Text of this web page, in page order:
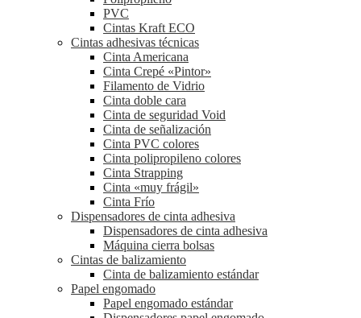
PVC
Cintas Kraft ECO
Cintas adhesivas técnicas
Cinta Americana
Cinta Crepé «Pintor»
Filamento de Vidrio
Cinta doble cara
Cinta de seguridad Void
Cinta de señalización
Cinta PVC colores
Cinta polipropileno colores
Cinta Strapping
Cinta «muy frágil»
Cinta Frío
Dispensadores de cinta adhesiva
Dispensadores de cinta adhesiva
Máquina cierra bolsas
Cintas de balizamiento
Cinta de balizamiento estándar
Papel engomado
Papel engomado estándar